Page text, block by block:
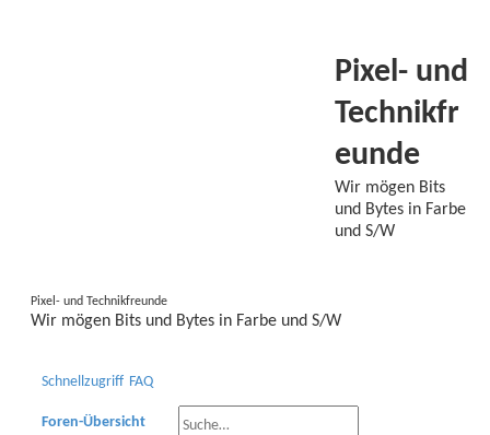
Pixel- und
Technikfr
eunde
Wir mögen Bits
und Bytes in Farbe
und S/W
Pixel- und Technikfreunde
Wir mögen Bits und Bytes in Farbe und S/W
Schnellzugriff FAQ
Foren-Übersicht Suche
Erweiterte Suche